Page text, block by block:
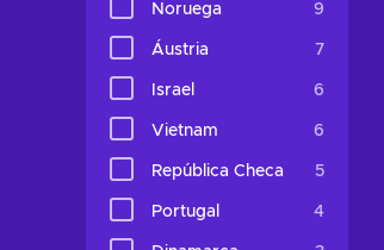
Noruega 9
Áustria 7
Israel 6
Vietnam 6
República Checa 5
Portugal 4